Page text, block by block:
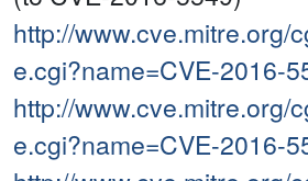
http://www.cve.mitre.org/
e.cgi?name=CVE-2016-
http://www.cve.mitre.org/
e.cgi?name=CVE-2016-